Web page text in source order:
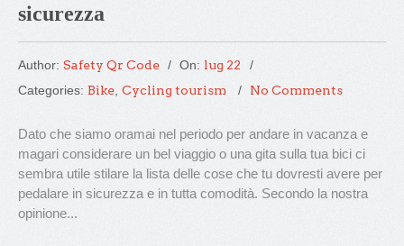
sicurezza
Author: Safety Qr Code On: lug 22
Categories: Bike Cycling tourism No Comments
Dato che siamo oramai nel periodo per andare in vacanza e
magari considerare un bel viaggio o una gita sulla tua bici ci
sembra utile stilare la lista delle cose che tu dovresti avere per
pedalare in sicurezza e in tutta comodità. Secondo la nostra
opinione...